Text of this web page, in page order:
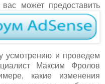
может предоставить
и проведем
Максим Фролов
какие изменения